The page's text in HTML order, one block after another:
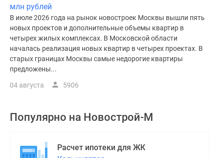
млн рублей
В июле 2026 года на рынок новостроек Москвы вышли пять
новых проектов и дополнительные объемы квартир в
четырех жилых комплексах. В Московской области
началась реализация новых квартир в четырех проектах. В
старых границах Москвы самые недорогие квартиры
предложены...
04 августа 5906
Популярно на Новострой-М
Расчет ипотеки для ЖК